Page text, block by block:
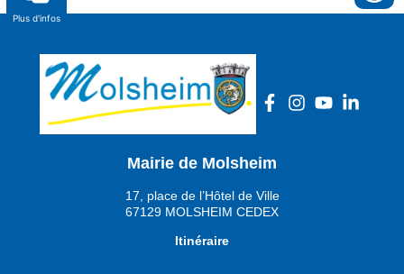
Mairie de Molsheim
17, place de l’Hôtel de Ville
67129 MOLSHEIM CEDEX
Itinéraire
Plus d'infos